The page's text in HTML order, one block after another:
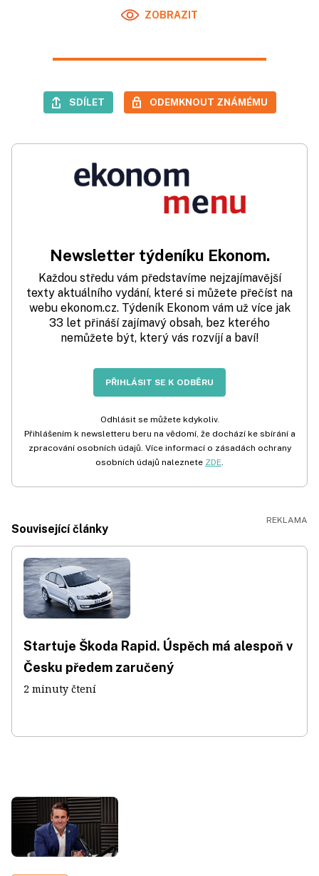
ZOBRAZIT
SDÍLET ODEMKNOUT ZNÁMÉMU
Newsletter týdeníku Ekonom.
Každou středu vám představíme nejzajímavější
texty aktuálního vydání, které si můžete přečíst na
webu ekonom.cz. Týdeník Ekonom vám už více jak
33 let přináší zajímavý obsah, bez kterého
nemůžete být, který vás rozvíjí a baví!
PŘIHLÁSIT SE K ODBĚRU
Odhlásit se můžete kdykoliv.
Přihlášením k newsletteru beru na vědomí, že dochází ke sbírání a
zpracování osobních údajů. Více informací o zásadách ochrany
osobních údajů naleznete ZDE.
Související články
Startuje Škoda Rapid. Úspěch má alespoň v
Česku předem zaručený
2 minuty čtení